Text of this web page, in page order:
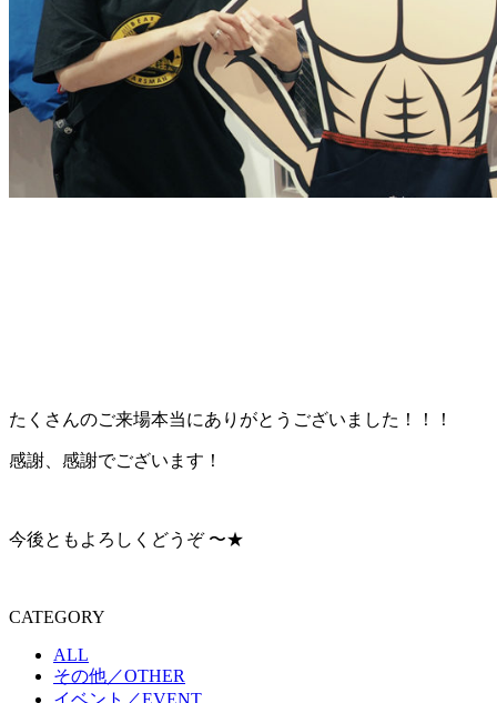
たくさんのご来場本当にありがとうございました！！！
感謝、感謝でございます！
今後ともよろしくどうぞ 〜★
CATEGORY
ALL
その他／OTHER
イベント／EVENT